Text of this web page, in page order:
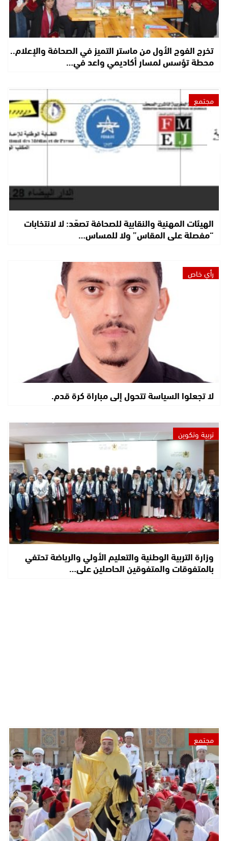
تخرج الفوج الأول من ماستر التميز في الصحافة والإعلام..
محطة تؤسس لمسار أكاديمي واعد في…
مجتمع
الهيئات المهنية والنقابية للصحافة تصعّد: لا لانتخابات
“مفصلة على المقاس” ولا للمساس…
رأي خاص
لا تجعلوا السياسة تتحول إلى مباراة كرة قدم.
تربية وتكوين
وزارة التربية الوطنية والتعليم الأولي والرياضة تحتفي
بالمتفوقات والمتفوقين الحاصلين على…
مجتمع